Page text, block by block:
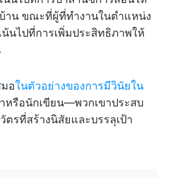
าน ขณะที่ผู้ที่ทำงานในตำแหน่ง
น้นไปที่การเพิ่มประสิทธิภาพให้
อในตัวอย่างของการมีวินัยใน
หรือนักเขียน—พวกเขาประสบ
ตรที่สร้างนิสัยและบรรลุเป้า